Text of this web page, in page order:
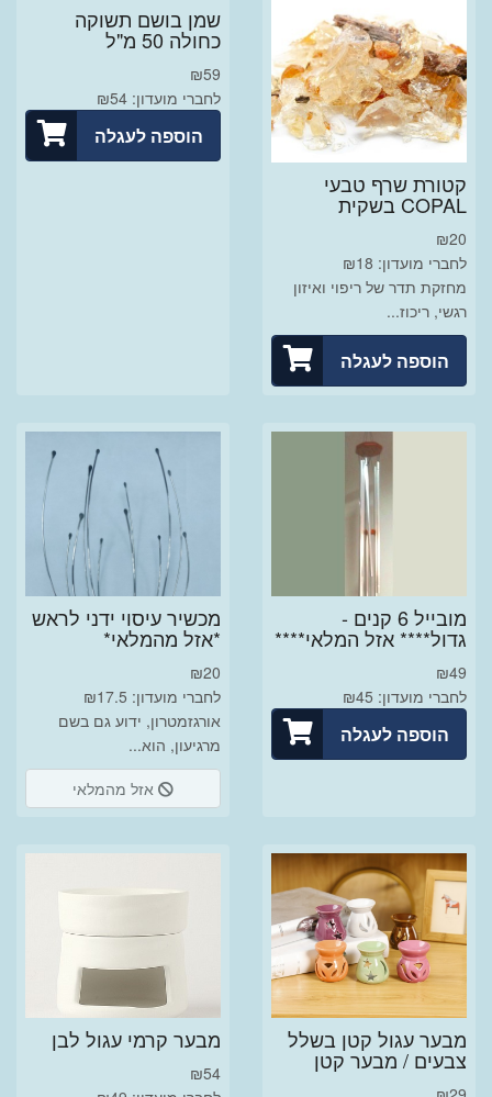
קטורת שרף טבעי
COPAL בשקית
₪20
לחברי מועדון: ₪18
מחזקת תדר של ריפוי ואיזון
רגשי, ריכוז...
הוספה לעגלה
שמן בושם תשוקה
כחולה 50 מ"ל
₪59
לחברי מועדון: ₪54
הוספה לעגלה
מובייל 6 קנים -
גדול**** אזל המלאי****
₪49
לחברי מועדון: ₪45
הוספה לעגלה
מכשיר עיסוי ידני לראש
*אזל מהמלאי*
₪20
לחברי מועדון: ₪17.5
אורגזמטרון, ידוע גם בשם
מרגיעון, הוא...
אזל מהמלאי
מבער עגול קטן בשלל
צבעים / מבער קטן
מבער קרמי עגול לבן
₪54